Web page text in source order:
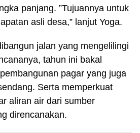
panjang. ”Tujuannya untuk
asli desa,” lanjut Yoga.
jalan yang mengelilingi
tahun ini bakal
pagar yang juga
Serta memperkuat
aliran air dari sumber
direncanakan.